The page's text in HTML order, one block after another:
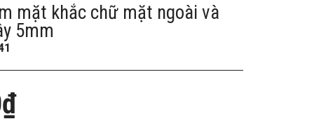
mặt khắc chữ mặt ngoài và
5mm